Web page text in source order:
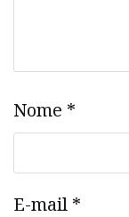
Nome *
E-mail *